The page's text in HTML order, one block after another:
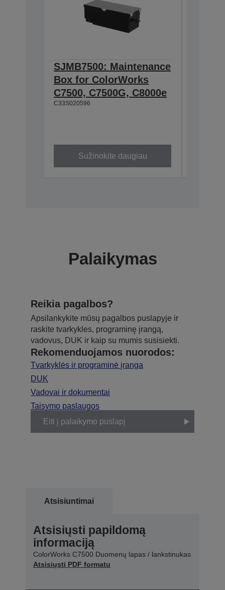
SJMB7500: Maintenance
Box for ColorWorks
C7500, C7500G, C8000e
C33S020596
Sužinokite daugiau
Palaikymas
Reikia pagalbos?
Apsilankykite mūsų pagalbos puslapyje ir
raskite tvarkykles, programinę įrangą,
vadovus, DUK ir kaip su mumis susisiekti.
Rekomenduojamos nuorodos:
Tvarkyklės ir programinė įranga
DUK
Vadovai ir dokumentai
Taisymo paslaugos
Eiti į palaikymo puslapį
Atsisiuntimai
Atsisiųsti papildomą
informaciją
ColorWorks C7500 Duomenų lapas / lankstinukas
Atsisiųsti PDF formatu